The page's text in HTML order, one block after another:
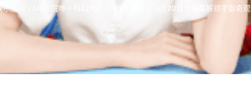
乐热点 3月影院唯一科幻大片《挽救计划》，3月20日大银幕解锁宇宙奇观